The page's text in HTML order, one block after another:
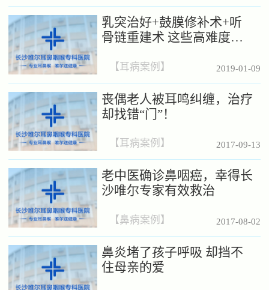
乳突治好+鼓膜修补术+听
骨链重建术 这些高难度手
2019-01-09
【耳病案例 】
丧偶老人被耳鸣纠缠，治疗
却找错“门”！
2017-09-13
【耳病案例 】
老中医确诊鼻咽癌，幸得长
沙唯尔专家有效救治
2017-08-02
【鼻病案例 】
鼻炎堵了孩子呼吸 却挡不
住母亲的爱